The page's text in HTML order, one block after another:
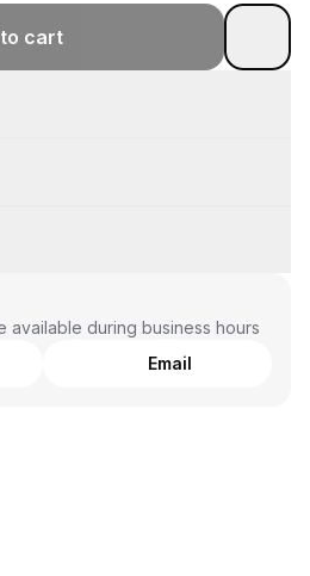
cart
available during business hours
Email